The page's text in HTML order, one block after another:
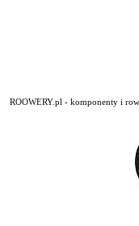
ROOWERY.pl - komponenty i